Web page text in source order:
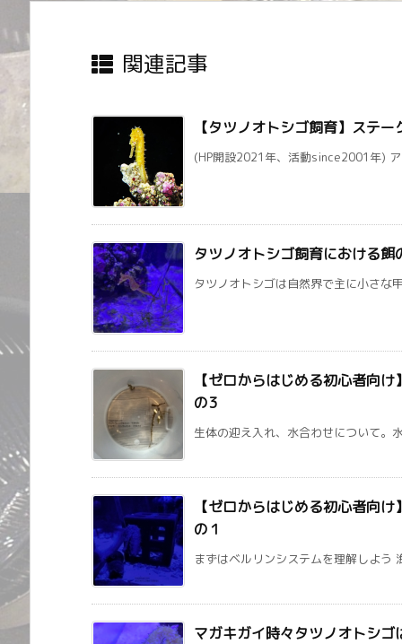
関連記事
【タツノオトシゴ飼育】ステ
(HP開設2021年、活動since2001年)
タツノオトシゴ飼育における
タツノオトシゴは自然界で主に小さな
【ゼロからはじめる初心者向
の3
生体の迎え入れ、水合わせについて。
【ゼロからはじめる初心者向
の１
まずはベルリンシステムを理解しよう
マガキガイ時々タツノオトシゴ